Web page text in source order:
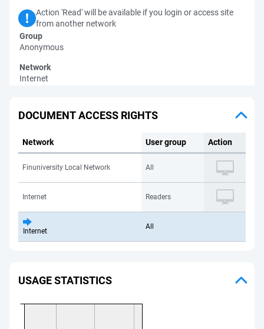
Action 'Read' will be available if you login or access site
from another network
Group
Anonymous
Network
Internet
DOCUMENT ACCESS RIGHTS
Network User group Action
Finuniversity Local Network All
Internet Readers
Internet
All
USAGE STATISTICS